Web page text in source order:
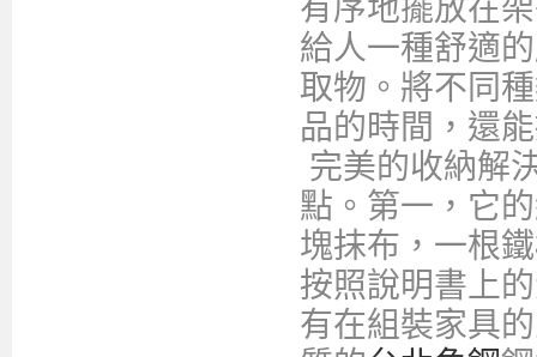
有序地擺放在
給人一種舒適
取物。將不同
品的時間，還
完美的收納解
點。第一，它
塊抹布，一根
按照說明書上
有在組裝家具